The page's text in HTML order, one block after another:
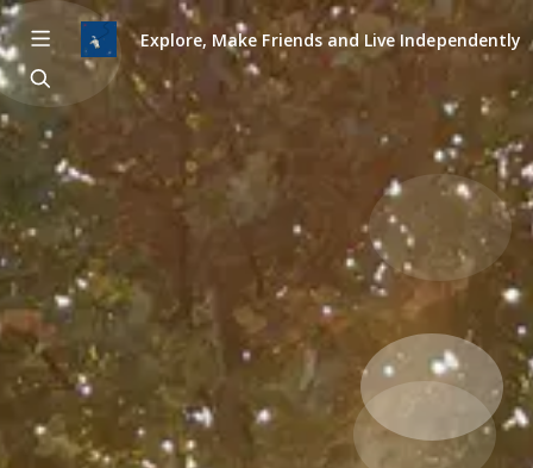
Explore, Make Friends and Live Independently